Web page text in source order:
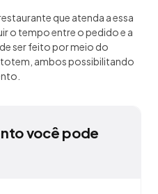
que atenda a essa
o tempo entre o pedido e a
ser feito por meio do
ambos possibilitando
você pode